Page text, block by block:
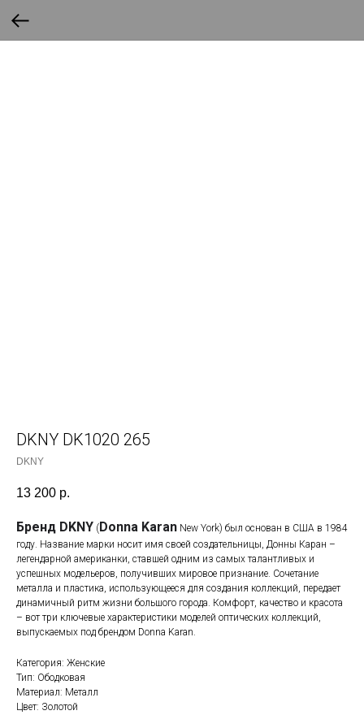
DKNY DK1020 265
DKNY
13 200 р.
Бренд DKNY ( Donna Karan New York) был основан в США в 1984
году. Название марки носит имя своей создательницы, Донны Каран –
легендарной американки, ставшей одним из самых талантливых и
успешных модельеров, получивших мировое признание. Сочетание
металла и пластика, использующееся для создания коллекций, передает
динамичный ритм жизни большого города. Комфорт, качество и красота
– вот три ключевые характеристики моделей оптических коллекций,
выпускаемых под брендом Donna Karan.
Категория: Женские
Тип: Ободковая
Материал: Металл
Цвет: Золотой